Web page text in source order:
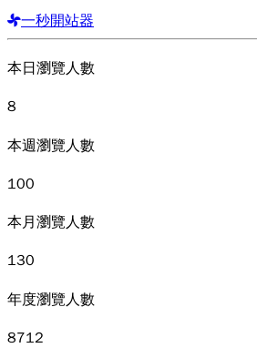
一秒開站器
本日瀏覽人數
8
本週瀏覽人數
100
本月瀏覽人數
130
年度瀏覽人數
8712